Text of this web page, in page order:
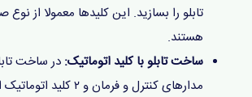
تابلو را بسازید. این کلیدها معمولا از
هستند.
ساخت تابلو با کلید اتوماتیک:در ساخت
مدارهای کنترل و فرمان